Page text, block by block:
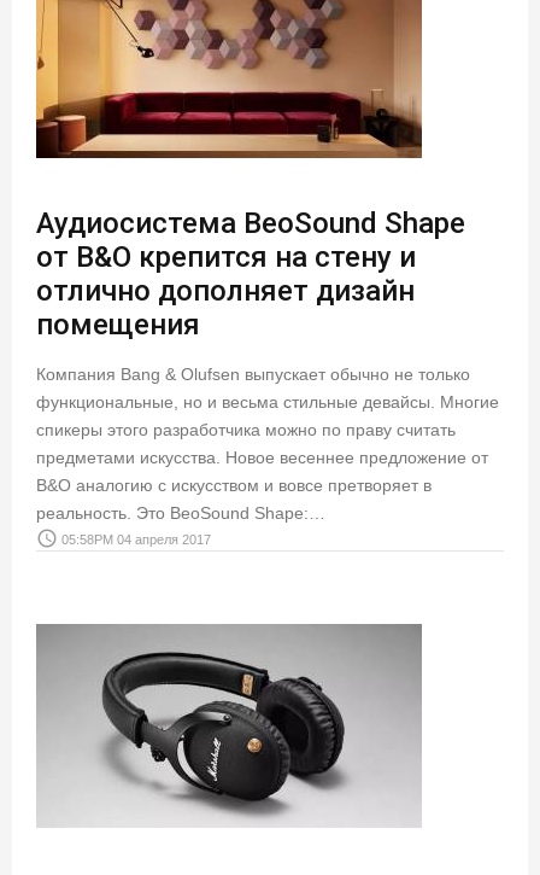
Аудиосистема BeoSound Shape
от B&O крепится на стену и
отлично дополняет дизайн
помещения
Компания Bang & Olufsen выпускает обычно не только
функциональные, но и весьма стильные девайсы. Многие
спикеры этого разработчика можно по праву считать
предметами искусства. Новое весеннее предложение от
B&O аналогию с искусством и вовсе претворяет в
реальность. Это BeoSound Shape:…
access_time 05:58PM 04 апреля 2017